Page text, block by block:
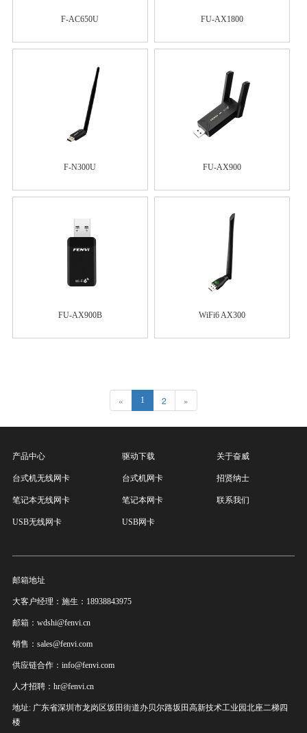
F-AC650U FU-AX1800
F-N300U FU-AX900
FU-AX900B WiFi6 AX300
« 1 2 »
产品中心
台式机无线网卡
笔记本无线网卡
USB无线网卡
驱动下载
台式机网卡
笔记本网卡
USB网卡
关于奋威
招贤纳士
联系我们
邮箱地址
大客户经理：施生：18938843975
邮箱：wdshi@fenvi.cn
销售：sales@fenvi.com
供应链合作：info@fenvi.com
人才招聘：hr@fenvi.cn
地址: 广东省深圳市龙岗区坂田街道办贝尔路坂田高新技术工业园北座二梯四
楼